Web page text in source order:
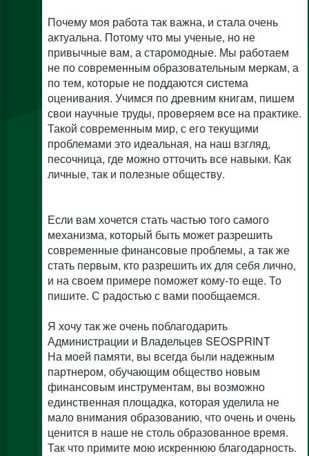
Почему моя работа так важна, и стала очень
актуальна. Потому что мы ученые, но не
привычные вам, а старомодные. Мы работаем
не по современным образовательным меркам, а
по тем, которые не поддаются система
оценивания. Учимся по древним книгам, пишем
свои научные труды, проверяем все на практике.
Такой современным мир, с его текущими
проблемами это идеальная, на наш взгляд,
песочница, где можно отточить все навыки. Как
личные, так и полезные обществу.
Если вам хочется стать частью того самого
механизма, который быть может разрешить
современные финансовые проблемы, а так же
стать первым, кто разрешить их для себя лично,
и на своем примере поможет кому-то еще. То
пишите. С радостью с вами пообщаемся.
Я хочу так же очень поблагодарить
Администрации и Владельцев SEOSPRINT
На моей памяти, вы всегда были надежным
партнером, обучающим общество новым
финансовым инструментам, вы возможно
единственная площадка, которая уделила не
мало внимания образованию, что очень и очень
ценится в наше не столь образованное время.
Так что примите мою искреннюю благодарность.